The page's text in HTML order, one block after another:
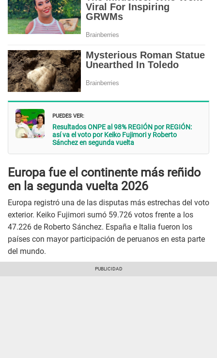
PUEDES VER:
Resultados ONPE al 98% REGIÓN por REGIÓN:
así va el voto por Keiko Fujimori y Roberto
Sánchez en segunda vuelta
Europa fue el continente más reñido
en la segunda vuelta 2026
Europa registró una de las disputas más estrechas del voto
exterior. Keiko Fujimori sumó 59.726 votos frente a los
47.226 de Roberto Sánchez. España e Italia fueron los
países con mayor participación de peruanos en esta parte
del mundo.